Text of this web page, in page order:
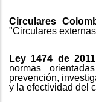
Circulares
"Circulares
Ley 1474 de
normas
prevención,
y la efectividad del